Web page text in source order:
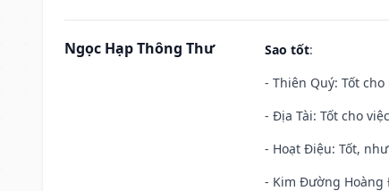
Ngọc Hạp Thông Thư Sao tốt:
- Thiên Quý: Tốt cho
- Địa Tài: Tốt cho
- Hoạt Điệu: Tốt,
- Kim Đường Hoàng